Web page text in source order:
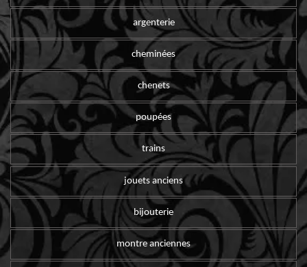
argenterie
cheminées
chenets
poupées
trains
jouets anciens
bijouterie
montre anciennes